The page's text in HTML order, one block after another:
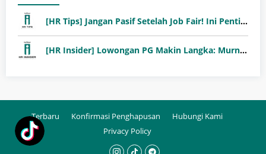
[HR Tips] Jangan Pasif Setelah Job Fair! Ini Pentingnya Follow-Up Setelah Job Fair
[HR Insider] Lowongan PG Makin Langka: Murni Seleksi atau Jalur Orang Dalam?
Terbaru Konfirmasi Penghapusan
Hubungi Kami
Privacy Policy